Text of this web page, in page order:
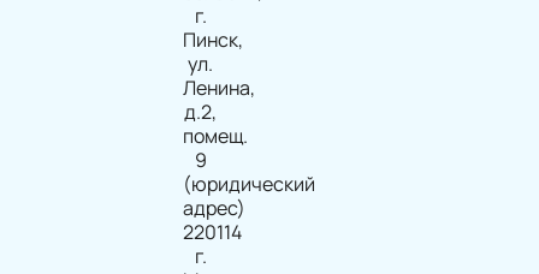
г.
Пинск,
ул.
Ленина,
д.2,
помещ.
9
(юридический
адрес)
220114
г.